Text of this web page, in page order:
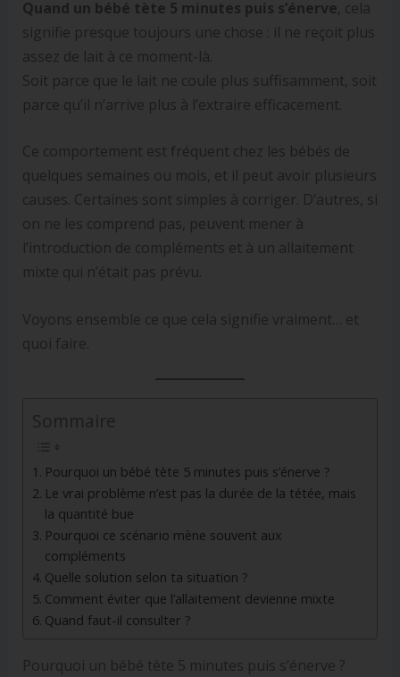
Quand un bébé tète 5 minutes puis s’énerve , cela
signifie presque toujours une chose : il ne reçoit plus
assez de lait à ce moment-là.
Soit parce que le lait ne coule plus suffisamment, soit
parce qu’il n’arrive plus à l’extraire efficacement.
Ce comportement est fréquent chez les bébés de
quelques semaines ou mois, et il peut avoir plusieurs
causes. Certaines sont simples à corriger. D’autres, si
on ne les comprend pas, peuvent mener à
l’introduction de compléments et à un allaitement
mixte qui n’était pas prévu.
Voyons ensemble ce que cela signifie vraiment… et
quoi faire.
Sommaire
Pourquoi un bébé tète 5 minutes puis s’énerve ?
Le vrai problème n’est pas la durée de la tétée, mais
la quantité bue
Pourquoi ce scénario mène souvent aux
compléments
Quelle solution selon ta situation ?
Comment éviter que l’allaitement devienne mixte
Quand faut-il consulter ?
Pourquoi un bébé tète 5 minutes puis s’énerve ?